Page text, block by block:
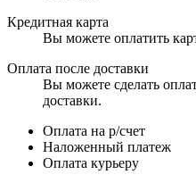
Кредитная карта
Вы можете оплатить
Оплата после доставки
Вы можете сделать
доставки.
Оплата на р/счет
Наложенный платеж
Оплата курьеру